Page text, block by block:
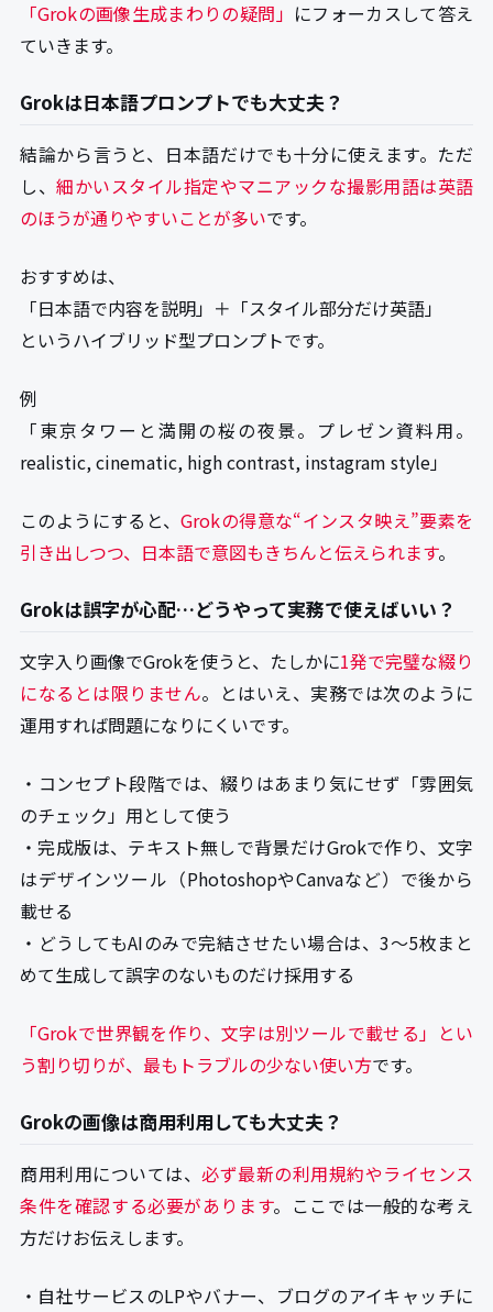
「Grokの画像生成まわりの疑問」 にフォーカスして答え
ていきます。
Grokは日本語プロンプトでも大丈夫？
結論から言うと、日本語だけでも十分に使えます。ただ
し、 細かいスタイル指定やマニアックな撮影用語は英語
のほうが通りやすいことが多いです。
おすすめは、
「日本語で内容を説明」＋「スタイル部分だけ英語」
というハイブリッド型プロンプトです。
例
「東京タワーと満開の桜の夜景。プレゼン資料用。
realistic, cinematic, high contrast, instagram style」
このようにすると、Grokの得意な“インスタ映え”要素を
引き出しつつ、日本語で意図もきちんと伝えられます。
Grokは誤字が心配…どうやって実務で使えばいい？
文字入り画像でGrokを使うと、たしかに1発で完璧な綴り
になるとは限りません。とはいえ、実務では次のように
運用すれば問題になりにくいです。
・コンセプト段階では、綴りはあまり気にせず「雰囲気
のチェック」用として使う
・完成版は、テキスト無しで背景だけGrokで作り、文字
はデザインツール（PhotoshopやCanvaなど）で後から
載せる
・どうしてもAIのみで完結させたい場合は、3〜5枚まと
めて生成して誤字のないものだけ採用する
「Grokで世界観を作り、文字は別ツールで載せる」とい
う割り切りが、最もトラブルの少ない使い方です。
Grokの画像は商用利用しても大丈夫？
商用利用については、 必ず最新の利用規約やライセンス
条件を確認する必要があります。ここでは一般的な考え
方だけお伝えします。
・自社サービスのLPやバナー、ブログのアイキャッチに